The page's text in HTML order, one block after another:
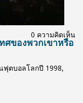
0 ความคิดเห็น
ศของพวกเขาหรือ
ตบอลโลกปี 1998,